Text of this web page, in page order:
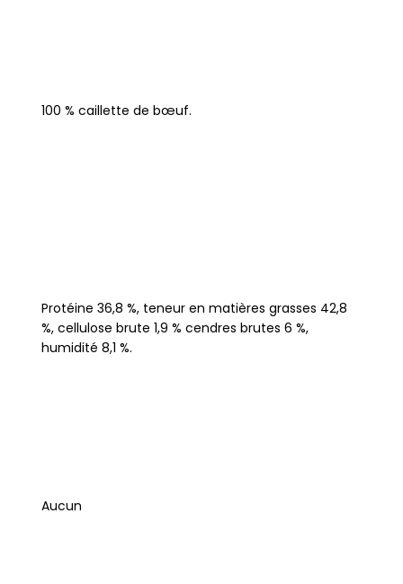
100 % caillette de bœuf.
Protéine 36,8 %, teneur en matières grasses 42,8
%, cellulose brute 1,9 % cendres brutes 6 %,
humidité 8,1 %.
Aucun